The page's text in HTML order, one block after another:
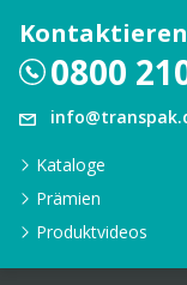
Kontaktieren
0800
Kataloge
Prämien
Produktvideos